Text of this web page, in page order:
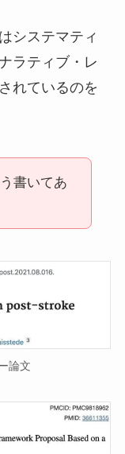
システマティ
ラティブ・レ
れているのを
書いてあ
論文